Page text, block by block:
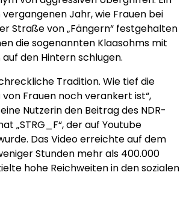
Jahr, wie Frauen bei
Straße von „Fängern“ festgehalten
die sogenannten Klaasohms mit
den Hintern schlugen.
Tradition. Wie tief die
Frauen noch verankert ist“,
Nutzerin den Beitrag des NDR-
„STRG_F“, der auf Youtube
Das Video erreichte auf dem
Stunden mehr als 400.000
hohe Reichweiten in den sozialen